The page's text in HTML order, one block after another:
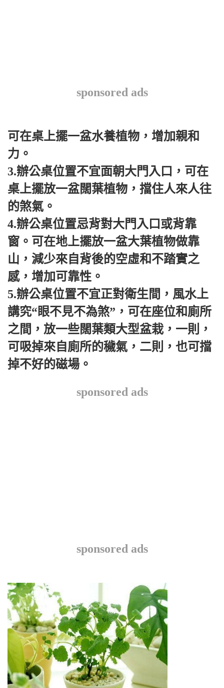
sponsored ads
可在桌上擺一盆水養植物，增加親和
力。
3.辦公桌位置不宜面朝大門入口，可在
桌上擺放一盆闊葉植物，擋住人來人往
的煞氣。
4.辦公桌位置忌背對大門入口或背靠
窗。 可在地上擺放一盆大葉植物做靠
山，減少來自背後的空虛和不踏實之
感，增加可靠性。
5.辦公桌位置不宜正對衛生間，風水上
講究“眼不見不為煞”，可在座位和廁所
之間，放一些闊葉類大型盆栽，一則，
可吸掉來自廁所的穢氣，二則，也可擋
掉不好的磁場。
sponsored ads
sponsored ads